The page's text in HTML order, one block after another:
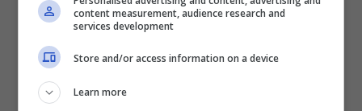
content measurement, audience research and
services development
Store and/or access information on a device
Learn more